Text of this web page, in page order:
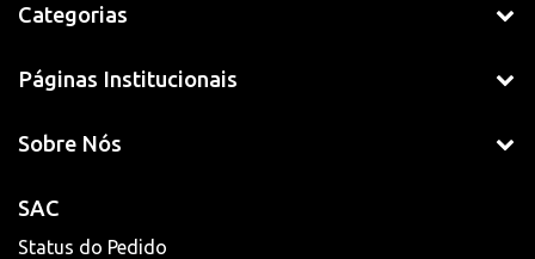
Categorias
Páginas Institucionais
Sobre Nós
SAC
Status do Pedido